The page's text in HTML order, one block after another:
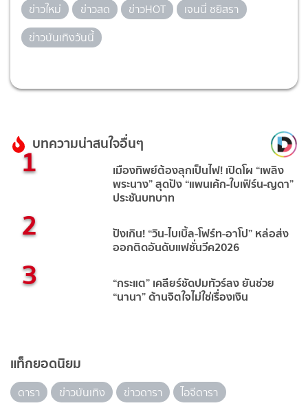
ข่าวใหม่
ข่าวสด ข่าวHOT
เจนนี่ ชยิสรา
ข่าวบันเทิงวันนี้
บทความน่าสนใจอื่นๆ
1 เมืองทิพย์ต้องลุกเป็นไฟ! เปิดโผ “เพลิง
พระนาง” สุดปัง “แพนเค้ก-ใบเฟิร์น-ญดา”
ประชันบทบาท
2 ปังเกิน! “วิน-ไบเบิ้ล-โฟร์ท-อาโป” หล่อส่ง
ออกติดอันดับแฟชั่นวีค2026
3 “กระแต” เคลียร์ชัดปมทัวร์ลง ยันช่วย
“นานา” ด้านจิตใจไม่ใช่เรื่องเงิน
แท็กยอดนิยม
ดารา ข่าวบันเทิง ข่าวดารา
ไอจีดารา